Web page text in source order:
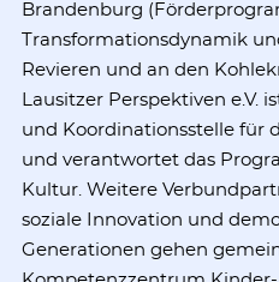
Brandenburg
Transformationsdynamik
Revieren und an den
Lausitzer Perspektiven e.V.
und Koordinationsstelle für
und verantwortet das
Kultur. Weitere
soziale Innovation und
Generationen gehen